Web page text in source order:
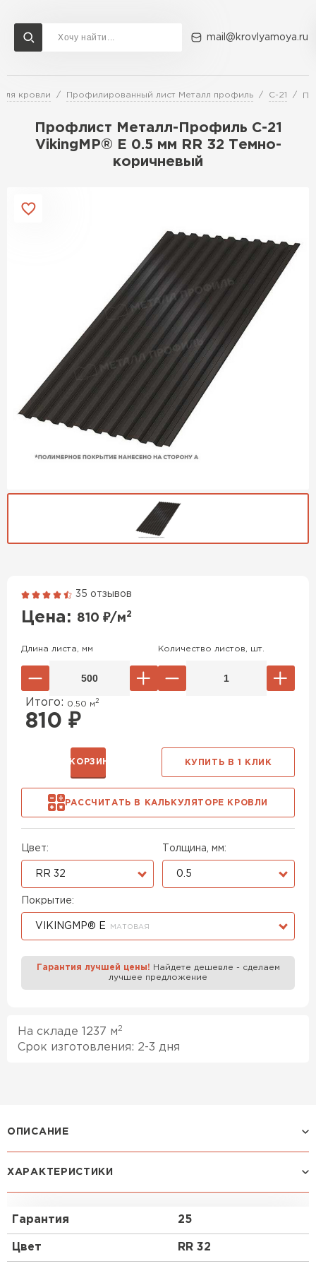
mail@krovlyamoya.ru
кровли Профилированный лист Металл профиль С-21
Профлист Металл-Профиль С-21
VikingMP® E 0.5 мм RR 32 Темно-
коричневый
35 отзывов
Цена: 810 ₽/м2
Цвет:
RR 32
Толщина, мм:
0.5
Покрытие:
VIKINGMP® E МАТОВАЯ
Длина листа, мм Количество листов, шт.
Итого: 0.50 м 2
810 ₽
РАССЧИТАТЬ В КАЛЬКУЛЯТОРЕ КРОВЛИ
В КОРЗИНУ КУПИТЬ В 1 КЛИК
Гарантия лучшей цены! Найдете дешевле - сделаем
лучшее предложение
На складе 1237 м 2
Срок изготовления: 2-3 дня
ОПИСАНИЕ
Покрытие VikingMP® E:
толстых и долговечных матовых покрытий на
рынке. За счёт полиуретана в своём составе
VikingMP
E отлично противостоит механическим
повреждениям и царапинам. Данная
ХАРАКТЕРИСТИКИ
Гарантия 25
Цвет RR 32
Сервисы расчета
Расчет штакетника для забора
Расчет водостока
Расчет софитов для кровли
Расчет кровли из профнастила
Доставка Контакты
Гибкая черепица
Профилированный лист